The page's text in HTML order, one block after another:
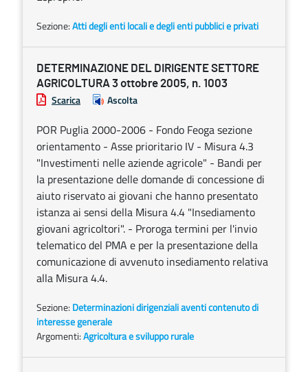
Sezione:Atti degli enti locali e degli enti pubblici e privati
DETERMINAZIONE DEL DIRIGENTE SETTORE
AGRICOLTURA 3 ottobre 2005, n. 1003
Scarica Ascolta
POR Puglia 2000-2006 - Fondo Feoga sezione
orientamento - Asse prioritario IV - Misura 4.3
"Investimenti nelle aziende agricole" - Bandi per
la presentazione delle domande di concessione di
aiuto riservato ai giovani che hanno presentato
istanza ai sensi della Misura 4.4 "Insediamento
giovani agricoltori". - Proroga termini per l'invio
telematico del PMA e per la presentazione della
comunicazione di avvenuto insediamento relativa
alla Misura 4.4.
Sezione: Determinazioni dirigenziali aventi contenuto di
interesse generale
Argomenti:Agricoltura e sviluppo rurale